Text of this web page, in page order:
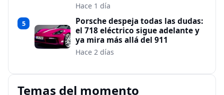
Hace 1 día
5
Porsche despeja todas las dudas:
el 718 eléctrico sigue adelante y
ya mira más allá del 911
Hace 2 días
Temas del momento